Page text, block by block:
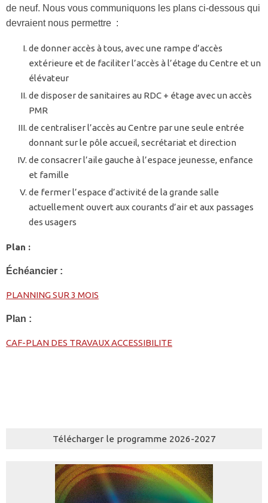
de neuf. Nous vous communiquons les plans ci-dessous qui
devraient nous permettre :
de donner accès à tous, avec une rampe d’accès
extérieure et de faciliter l’accès à l’étage du Centre et un
élévateur
de disposer de sanitaires au RDC + étage avec un accès
PMR
de centraliser l’accès au Centre par une seule entrée
donnant sur le pôle accueil, secrétariat et direction
de consacrer l’aile gauche à l’espace jeunesse, enfance
et famille
de fermer l’espace d’activité de la grande salle
actuellement ouvert aux courants d’air et aux passages
des usagers
Plan :
Échéancier :
PLANNING SUR 3 MOIS
Plan :
CAF-PLAN DES TRAVAUX ACCESSIBILITE
Télécharger le programme 2026-2027